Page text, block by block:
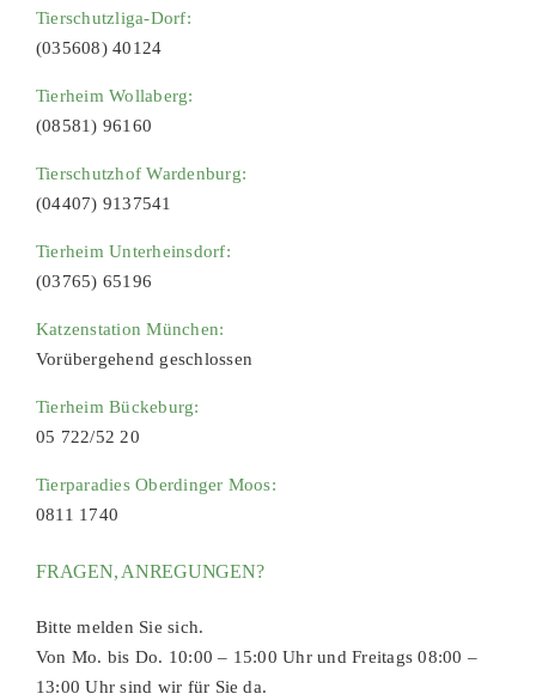
Tierschutzliga-Dorf:
(035608) 40124
Tierheim Wollaberg:
(08581) 96160
Tierschutzhof Wardenburg:
(04407) 9137541
Tierheim Unterheinsdorf:
(03765) 65196
Katzenstation München:
Vorübergehend geschlossen
Tierheim Bückeburg:
05 722/52 20
Tierparadies Oberdinger Moos:
0811 1740
FRAGEN, ANREGUNGEN?
Bitte melden Sie sich.
Von Mo. bis Do. 10:00 – 15:00 Uhr und Freitags 08:00 –
13:00 Uhr sind wir für Sie da.